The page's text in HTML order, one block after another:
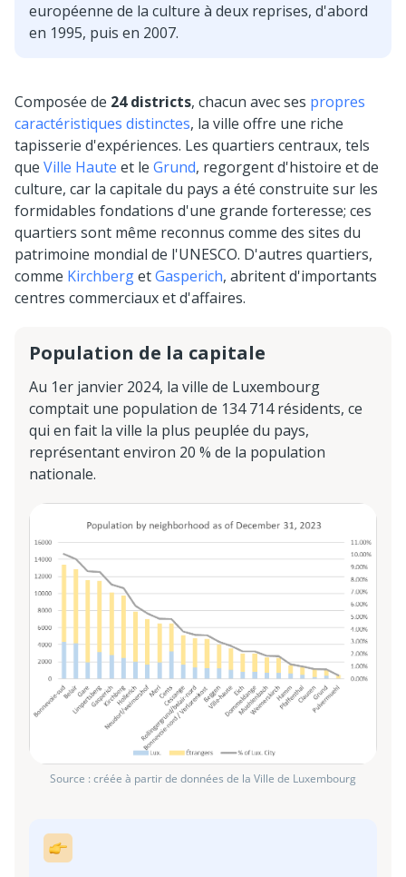
européenne de la culture à deux reprises, d'abord
en 1995, puis en 2007.
Composée de 24 districts, chacun avec ses propres
caractéristiques distinctes, la ville offre une riche
tapisserie d'expériences. Les quartiers centraux, tels
que Ville Haute et le Grund, regorgent d'histoire et de
culture, car la capitale du pays a été construite sur les
formidables fondations d'une grande forteresse; ces
quartiers sont même reconnus comme des sites du
patrimoine mondial de l'UNESCO. D'autres quartiers,
comme KirchbergetGasperich, abritent d'importants
centres commerciaux et d'affaires.
Population de la capitale
Au 1er janvier 2024, la ville de Luxembourg
comptait une population de 134 714 résidents, ce
qui en fait la ville la plus peuplée du pays,
représentant environ 20 % de la population
nationale.
Source : créée à partir de données de la Ville de Luxembourg